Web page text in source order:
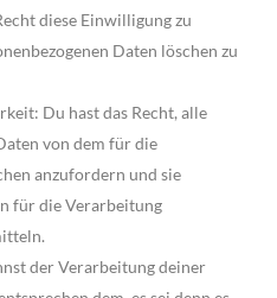
diese Einwilligung zu
Daten löschen zu
Du hast das Recht, alle
von dem für die
anzufordern und sie
für die Verarbeitung
der Verarbeitung deiner